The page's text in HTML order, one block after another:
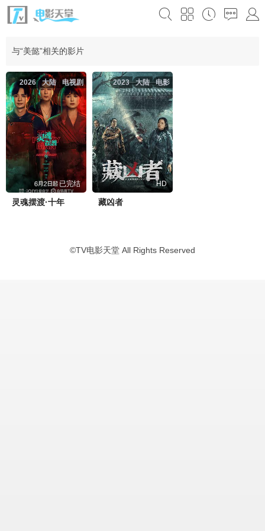
与“美懿”相关的影片
电视剧
大陆
2026
已完结
灵魂摆渡·十年
电影
大陆
2023
HD
藏凶者
©TV电影天堂 All Rights Reserved